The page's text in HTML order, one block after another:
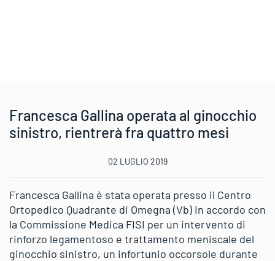
Francesca Gallina operata al ginocchio
sinistro, rientrerà fra quattro mesi
02 LUGLIO 2019
Francesca Gallina è stata operata presso il Centro
Ortopedico Quadrante di Omegna (Vb) in accordo con
la Commissione Medica FISI per un intervento di
rinforzo legamentoso e trattamento meniscale del
ginocchio sinistro, un infortunio occorsole durante